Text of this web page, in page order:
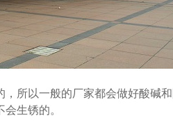
以一般的厂家都会做好酸碱
生锈的。